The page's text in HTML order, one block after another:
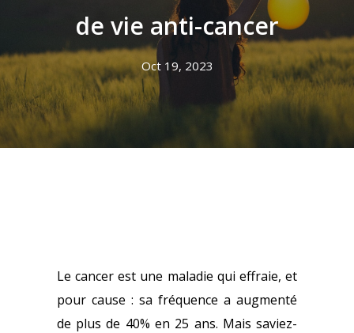
de vie anti-cancer
Oct 19, 2023
Le cancer est une maladie qui effraie, et
pour cause : sa fréquence a augmenté
de plus de 40% en 25 ans. Mais saviez-